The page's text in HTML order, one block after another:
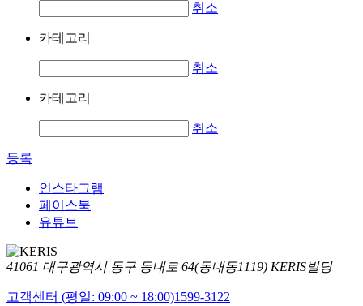
취소
카테고리
취소
카테고리
취소
등록
인스타그램
페이스북
유튜브
41061 대구광역시 동구 동내로 64(동내동1119) KERIS빌딩
고객센터 (평일: 09:00 ~ 18:00)1599-3122